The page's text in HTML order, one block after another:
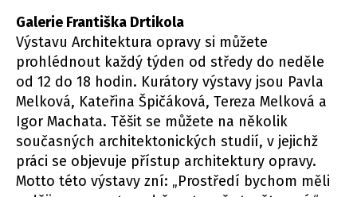
Galerie Františka Drtikola
Výstavu Architektura opravy si můžete
prohlédnout každý týden od středy do neděle
od 12 do 18 hodin. Kurátory výstavy jsou Pavla
Melková, Kateřina Špičáková, Tereza Melková a
Igor Machata. Těšit se můžete na několik
současných architektonických studií, v jejichž
práci se objevuje přístup architektury opravy.
Motto této výstavy zní: „Prostředí bychom měli